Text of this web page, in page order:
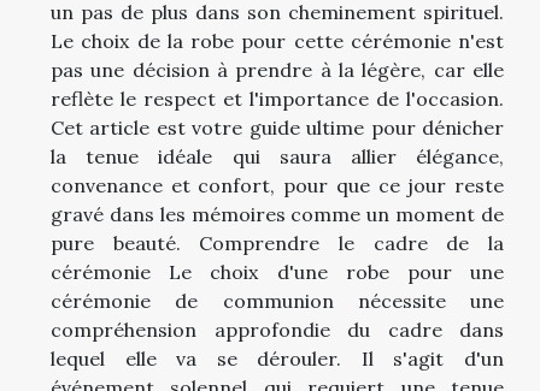
un pas de plus dans son cheminement spirituel.
Le choix de la robe pour cette cérémonie n'est
pas une décision à prendre à la légère, car elle
reflète le respect et l'importance de l'occasion.
Cet article est votre guide ultime pour dénicher
la tenue idéale qui saura allier élégance,
convenance et confort, pour que ce jour reste
gravé dans les mémoires comme un moment de
pure beauté. Comprendre le cadre de la
cérémonie Le choix d'une robe pour une
cérémonie de communion nécessite une
compréhension approfondie du cadre dans
lequel elle va se dérouler. Il s'agit d'un